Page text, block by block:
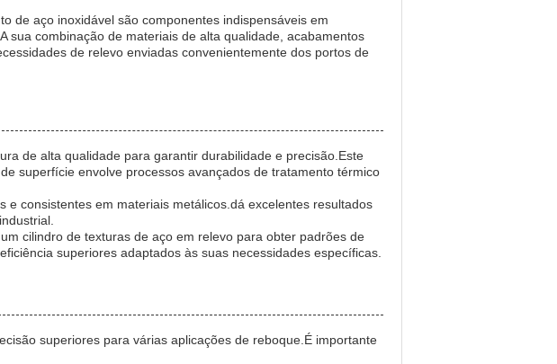
de aço inoxidável são componentes indispensáveis em
sua combinação de materiais de alta qualidade, acabamentos
de relevo enviadas convenientemente dos portos de
de alta qualidade para garantir durabilidade e precisão.Este
superfície envolve processos avançados de tratamento térmico
consistentes em materiais metálicos.dá excelentes resultados
cilindro de texturas de aço em relevo para obter padrões de
superiores adaptados às suas necessidades específicas.
superiores para várias aplicações de reboque.É importante